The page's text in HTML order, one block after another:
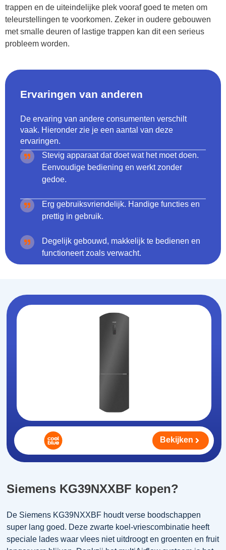
trappen en de uiteindelijke plek vooraf goed te meten om
teleurstellingen te voorkomen. Zeker in oudere gebouwen
met smalle deuren of lastige trappen kan dit een serieus
probleem worden.
Ervaringen van anderen
De ervaring van andere consumenten verschilt
vaak. Hieronder zie je een aantal van deze
ervaringen.
Stevig apparaat dat doet wat het moet doen.
Eenvoudige bediening en werkt zonder
gedoe.
Erg gebruiksvriendelijk. Handige functies en
prettig in gebruik.
Degelijk gebouwd, makkelijk te bedienen en
functioneert zoals verwacht.
Siemens KG39NXXBF kopen?
De Siemens KG39NXXBF houdt verse boodschappen
super lang goed. Deze zwarte koel-vriescombinatie heeft
speciale lades waar vlees niet uitdroogt en groenten en fruit
Bekijken